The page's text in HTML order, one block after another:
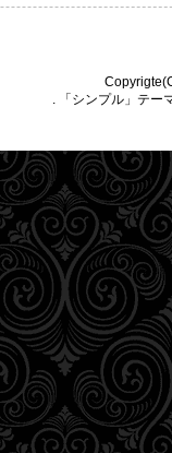
. 「シンプル」テー